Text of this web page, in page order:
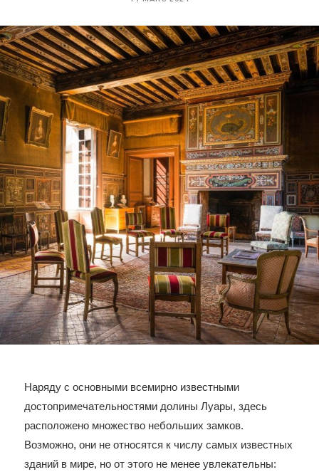
Наряду с основными всемирно известными
достопримечательностями долины Луары, здесь
расположено множество небольших замков.
Возможно, они не относятся к числу самых известных
зданий в мире, но от этого не менее увлекательны: